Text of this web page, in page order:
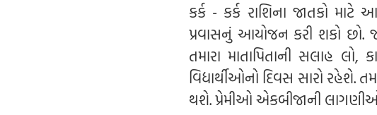
કર્ક - કર્ક રાશિના જાતકો
પ્રવાસનું આયોજન કરી શકો છો.
તમારા માતાપિતાની સલાહ
વિદ્યાર્થીઓનો દિવસ સારો રહેશે.
થશે. પ્રેમીઓ એકબીજાની